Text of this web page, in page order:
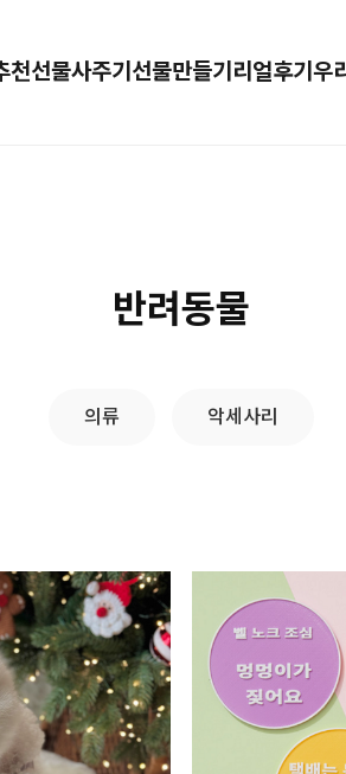
천선물사주기 선물만들기 리얼후기 우
반려동물
의류 악세사리